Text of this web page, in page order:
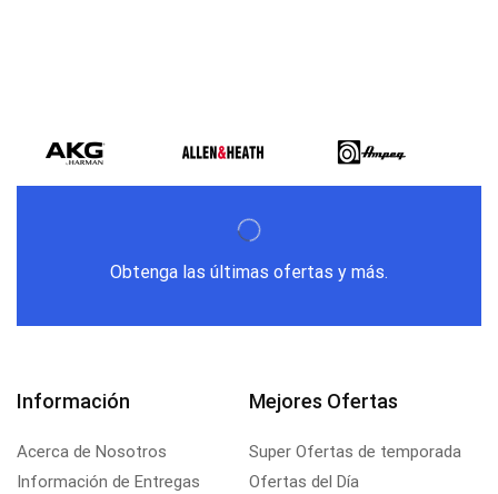
Obtenga las últimas ofertas y más.
Información
Acerca de Nosotros
Información de Entregas
Mejores Ofertas
Super Ofertas de temporada
Ofertas del Día